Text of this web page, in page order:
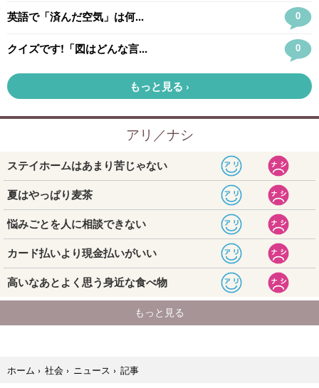
ホーム › 社会 › ニュース › 記事